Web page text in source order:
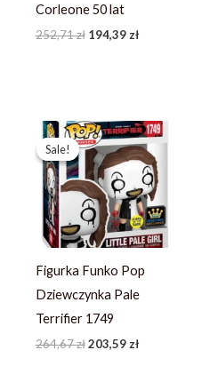
Corleone 50 lat
252,71zł 194,39zł
Sale!
Sale!
Figurka Funko Pop
Dziewczynka Pale
Terrifier 1749
264,67zł
Pierwotna
cena
wynosiła:
264,67 zł.
203,59zł
Aktualna
cena
wynosi:
203,59 zł.